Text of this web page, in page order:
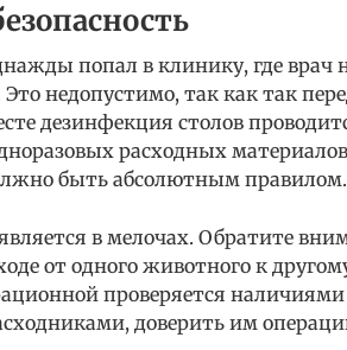
попал в клинику, где врач
недопустимо, так как так
дезинфекция столов
расходных
быть абсолютным правилом.
в мелочах. Обратите
от одного животного к
проверяется наличиями
доверить им